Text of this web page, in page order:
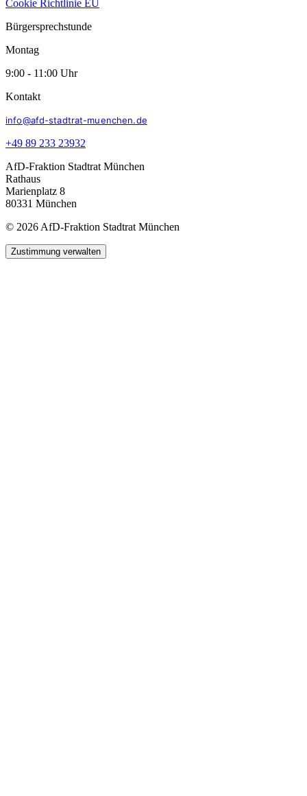
Cookie Richtlinie EU
Bürgersprechstunde
Montag
9:00 - 11:00 Uhr
Kontakt
info@afd-stadtrat-muenchen.de
+49 89 233 23932
AfD-Fraktion Stadtrat München
Rathaus
Marienplatz 8
80331 München
© 2026 AfD-Fraktion Stadtrat München
Zustimmung verwalten